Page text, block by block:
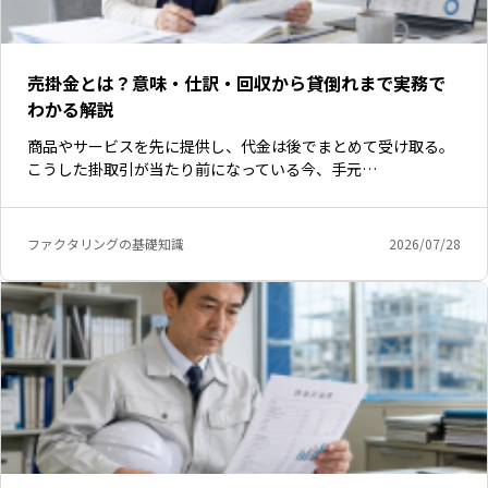
売掛金とは？意味・仕訳・回収から貸倒れまで実務で
わかる解説
商品やサービスを先に提供し、代金は後でまとめて受け取る。
こうした掛取引が当たり前になっている今、手元…
ファクタリングの基礎知識 2026/07/28